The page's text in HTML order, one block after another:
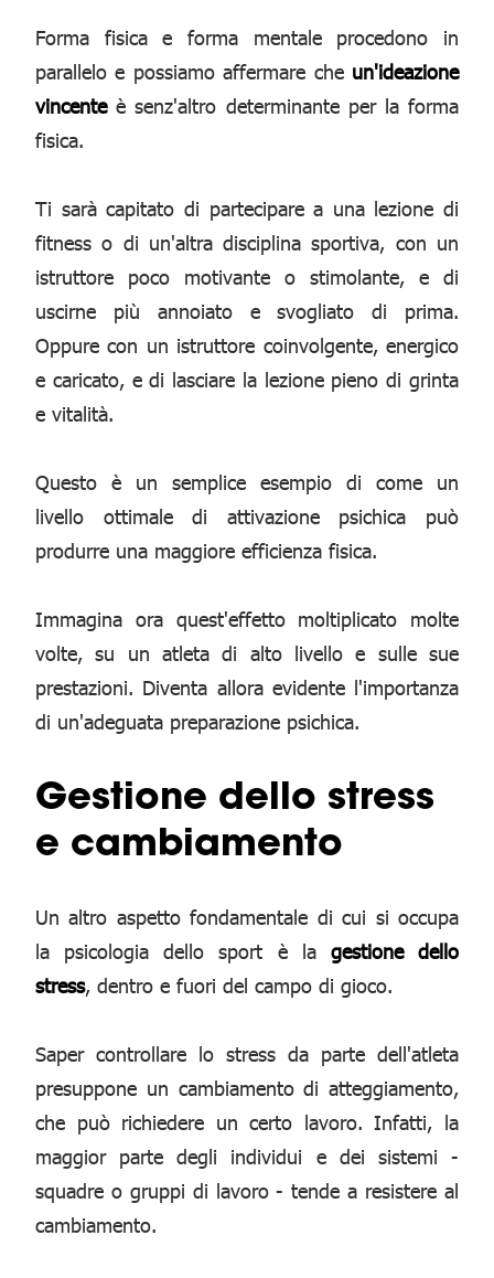
Forma fisica e forma mentale procedono in
parallelo e possiamo affermare che un'ideazione
vincenteè senz'altro determinante per la forma
fisica.
Ti sarà capitato di partecipare a una lezione di
fitness o di un'altra disciplina sportiva, con un
istruttore poco motivante o stimolante, e di
uscirne più annoiato e svogliato di prima.
Oppure con un istruttore coinvolgente, energico
e caricato, e di lasciare la lezione pieno di grinta
e vitalità.
Questo è un semplice esempio di come un
livello ottimale di attivazione psichica può
produrre una maggiore efficienza fisica.
Immagina ora quest'effetto moltiplicato molte
volte, su un atleta di alto livello e sulle sue
prestazioni. Diventa allora evidente l'importanza
di un'adeguata preparazione psichica.
Gestione dello stress
e cambiamento
Un altro aspetto fondamentale di cui si occupa
la psicologia dello sport è la gestione dello
stress, dentro e fuori del campo di gioco.
Saper controllare lo stress da parte dell'atleta
presuppone un cambiamento di atteggiamento,
che può richiedere un certo lavoro. Infatti, la
maggior parte degli individui e dei sistemi -
squadre o gruppi di lavoro - tende a resistere al
cambiamento.